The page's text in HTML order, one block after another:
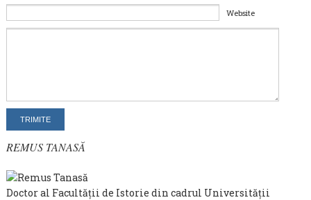
Website
REMUS TANASĂ
Doctor al Facultăţii de Istorie din cadrul Universităţii